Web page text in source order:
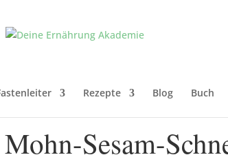
Rezepte Blog Buch
Sesam-